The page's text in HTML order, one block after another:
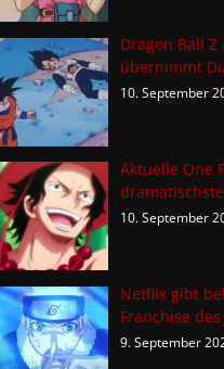
Dragon Ball Z
übernimmt
10. September
Aktuelle One
10. September
Netflix gibt
Franchise
9. September